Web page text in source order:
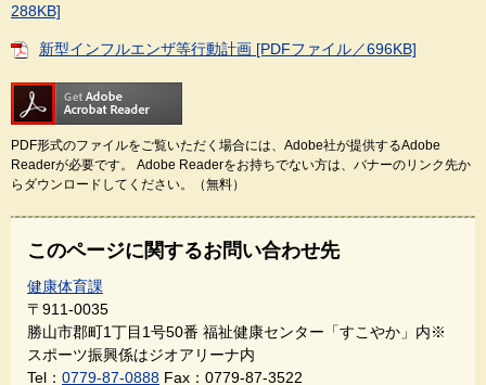
288KB]
新型インフルエンザ等行動計画 [PDFファイル／696KB]
PDF形式のファイルをご覧いただく場合には、Adobe社が提供するAdobe
Readerが必要です。
Adobe Readerをお持ちでない方は、バナーのリンク先か
らダウンロードしてください。（無料）
このページに関するお問い合わせ先
健康体育課
〒911-0035
勝山市郡町1丁目1号50番 福祉健康センター「すこやか」内※
スポーツ振興係はジオアリーナ内
Tel： 0779-87-0888 Fax：0779-87-3522